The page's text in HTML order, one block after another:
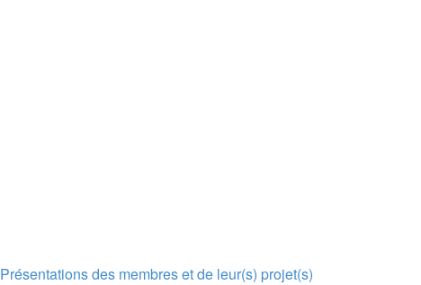
Présentations des membres et de leur(s) projet(s)